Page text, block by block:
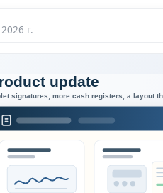
г.